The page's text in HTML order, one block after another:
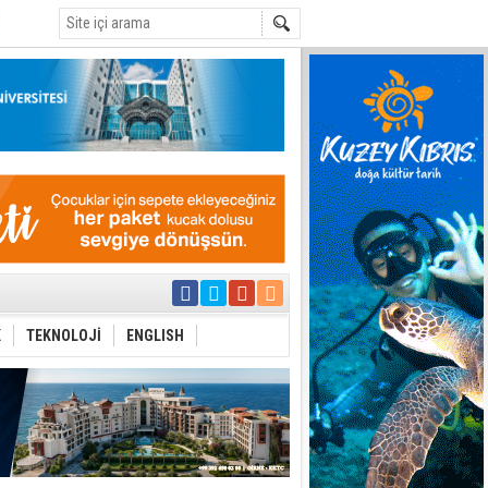
arasında
Yasası
TEKNOLOJİ ENGLISH